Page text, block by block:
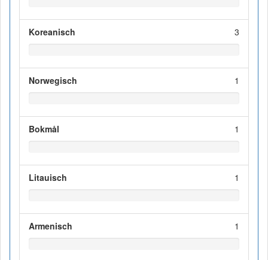
Koreanisch 3
Norwegisch 1
Bokmål 1
Litauisch 1
Armenisch 1